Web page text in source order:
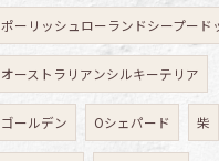
ポーリッシュローランドシープード
オーストラリアンシルキーテリア
ゴールデン Oシェパード 柴